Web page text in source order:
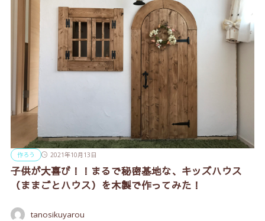
作ろう 2021年10月13日
子供が大喜び！！まるで秘密基地な、キッズハウス
（ままごとハウス）を木製で作ってみた！
tanosikuyarou